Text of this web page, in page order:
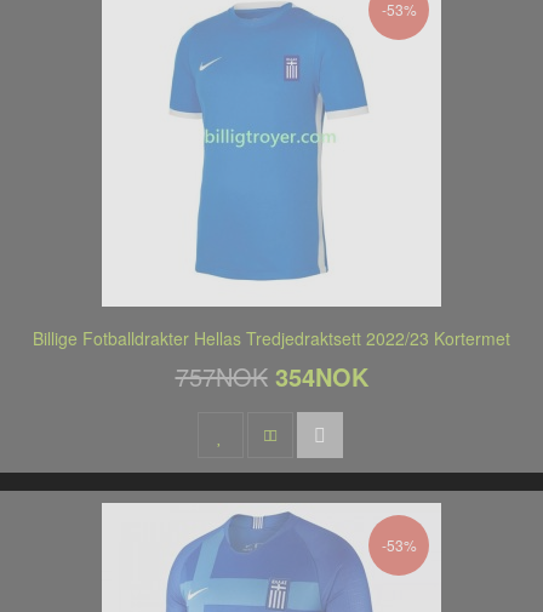
-53%
Billige Fotballdrakter Hellas Tredjedraktsett 2022/23 Kortermet
757NOK 354NOK
-53%